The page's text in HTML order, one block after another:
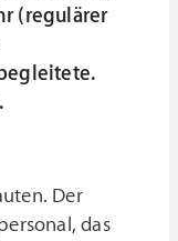
(regulärer
Der
das